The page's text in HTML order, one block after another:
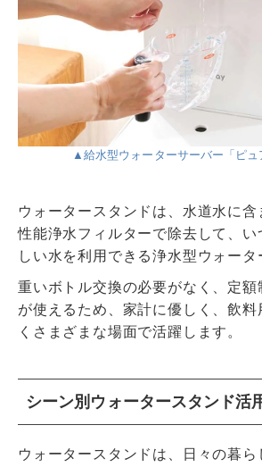
▲給水型ウォーターサーバー「ピュ
ウォータースタンドは、水道水に含
性能浄水フィルターで除去して、い
しい水を利用できる浄水型ウォータ
重いボトル交換の必要がなく、定額
が使えるため、家計に優しく、飲料
くさまざまな場面で活躍します。
シーン別ウォータースタンド活
ウォータースタンドは、日々の暮